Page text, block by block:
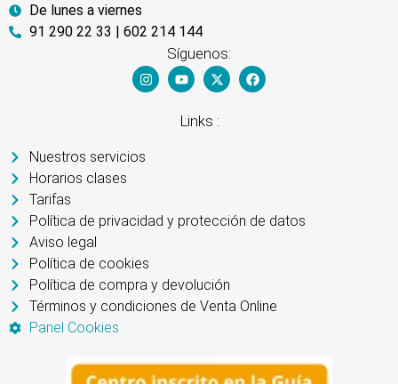
De lunes a viernes
91 290 22 33 | 602 214 144
Síguenos:
Links :
Nuestros servicios
Horarios clases
Tarifas
Política de privacidad y protección de datos
Aviso legal
Política de cookies
Política de compra y devolución
Términos y condiciones de Venta Online
Panel Cookies